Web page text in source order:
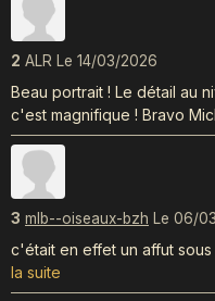
2 ALR Le 14/03/2026
Beau portrait ! Le détail au
c'est magnifique ! Bravo
3 mlb--oiseaux-bzh Le 06/
c'était en effet un affut sous
la suite